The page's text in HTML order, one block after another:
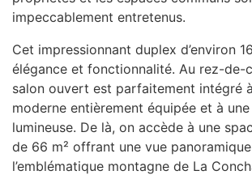
impeccablement entretenus.
Cet impressionnant duplex d’environ
élégance et fonctionnalité. Au rez-de-
salon ouvert est parfaitement intégré
moderne entièrement équipée et à
lumineuse. De là, on accède à une
de 66 m² offrant une vue
l’emblématique montagne de La